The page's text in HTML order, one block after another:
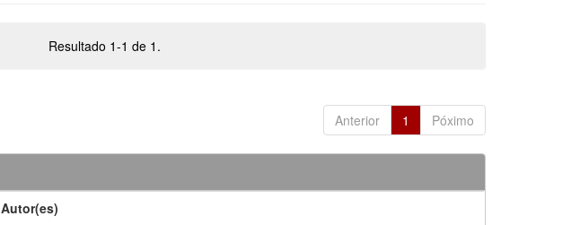
Resultado 1-1 de 1.
Anterior 1 Póximo
Autor(es)